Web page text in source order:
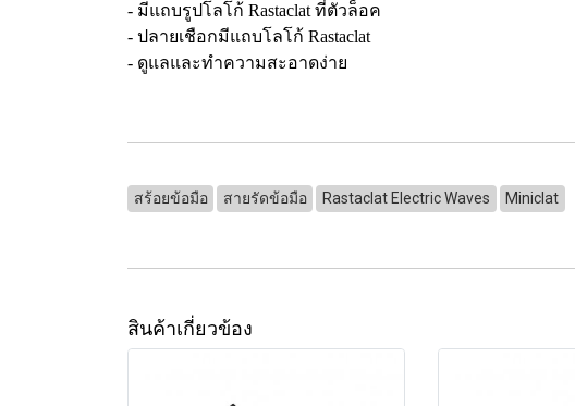
- มีแถบรูปโลโก้ Rastaclat ที่ตัวล็อค
- ปลายเชือกมีแถบโลโก้ Rastaclat
- ดูแลและทำความสะอาดง่าย
สร้อยข้อมือ สายรัดข้อมือ Rastaclat Electric Waves Miniclat
สินค้าเกี่ยวข้อง